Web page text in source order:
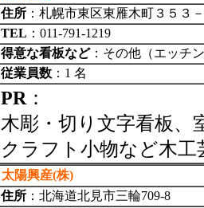
住所 ：札幌市東区東雁木町３５３
TEL ：011-791-1219
得意な看板など：その他（エッチ
従業員数 ：1 名
PR ：
木彫・切り文字看板、
クラフト小物など木
太陽興産(株)
住所 ：北海道北見市三輪709-8